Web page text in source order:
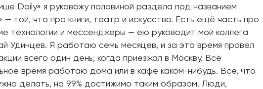
Daily» я руковожу половиной раздела под названием
— той, что про книги, театр и искусство. Есть ещё часть про
технологии и мессенджеры — ею руководит мой коллега
Удинцев. Я работаю семь месяцев, и за это время провёл
всего один день, когда приезжал в Москву. Всё
время работаю дома или в кафе каком-нибудь. Всё, что
делать, на 99% достижимо таким образом. Люди,